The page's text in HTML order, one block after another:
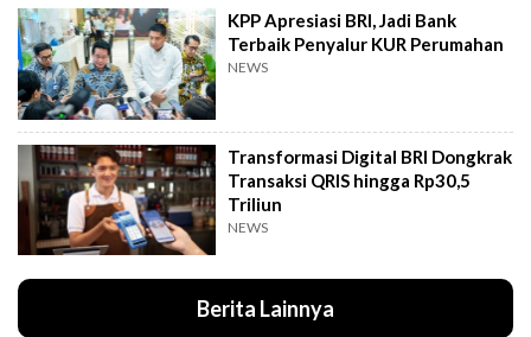
KPP Apresiasi BRI, Jadi Bank
Terbaik Penyalur KUR Perumahan
NEWS
Transformasi Digital BRI Dongkrak
Transaksi QRIS hingga Rp30,5
Triliun
NEWS
Berita Lainnya